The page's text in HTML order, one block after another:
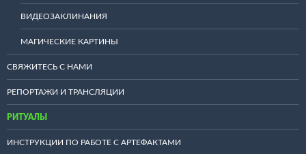
ВИДЕОЗАКЛИНАНИЯ
МАГИЧЕСКИЕ КАРТИНЫ
СВЯЖИТЕСЬ С НАМИ
РЕПОРТАЖИ И ТРАНСЛЯЦИИ
РИТУАЛЫ
ИНСТРУКЦИИ ПО РАБОТЕ С АРТЕФАКТАМИ